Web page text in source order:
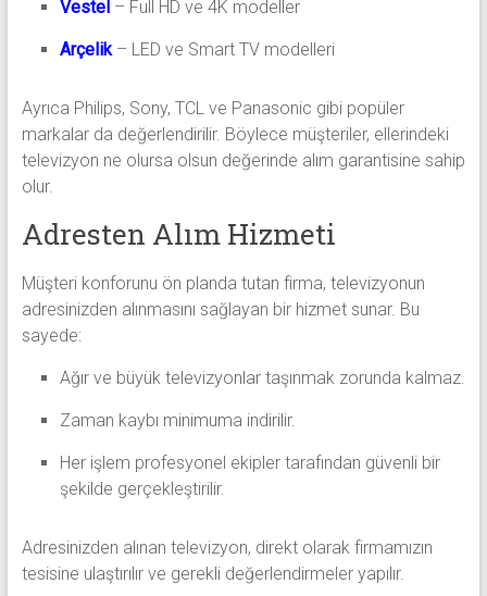
Vestel – Full HD ve 4K modeller
Arçelik– LED ve Smart TV modelleri
Ayrıca Philips, Sony, TCL ve Panasonic gibi popüler
markalar da değerlendirilir. Böylece müşteriler, ellerindeki
televizyon ne olursa olsun değerinde alım garantisine sahip
olur.
Adresten Alım Hizmeti
Müşteri konforunu ön planda tutan firma, televizyonun
adresinizden alınmasını sağlayan bir hizmet sunar. Bu
sayede:
Ağır ve büyük televizyonlar taşınmak zorunda kalmaz.
Zaman kaybı minimuma indirilir.
Her işlem profesyonel ekipler tarafından güvenli bir
şekilde gerçekleştirilir.
Adresinizden alınan televizyon, direkt olarak firmamızın
tesisine ulaştırılır ve gerekli değerlendirmeler yapılır.